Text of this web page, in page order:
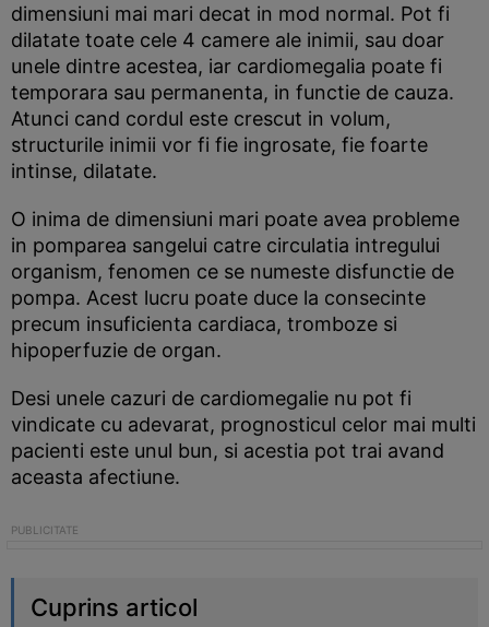
dimensiuni mai mari decat in mod normal. Pot fi
dilatate toate cele 4 camere ale inimii, sau doar
unele dintre acestea, iar cardiomegalia poate fi
temporara sau permanenta, in functie de cauza.
Atunci cand cordul este crescut in volum,
structurile inimii vor fi fie ingrosate, fie foarte
intinse, dilatate.
O inima de dimensiuni mari poate avea probleme
in pomparea sangelui catre circulatia intregului
organism, fenomen ce se numeste disfunctie de
pompa. Acest lucru poate duce la consecinte
precum insuficienta cardiaca, tromboze si
hipoperfuzie de organ.
Desi unele cazuri de cardiomegalie nu pot fi
vindicate cu adevarat, prognosticul celor mai multi
pacienti este unul bun, si acestia pot trai avand
aceasta afectiune.
Cuprins articol